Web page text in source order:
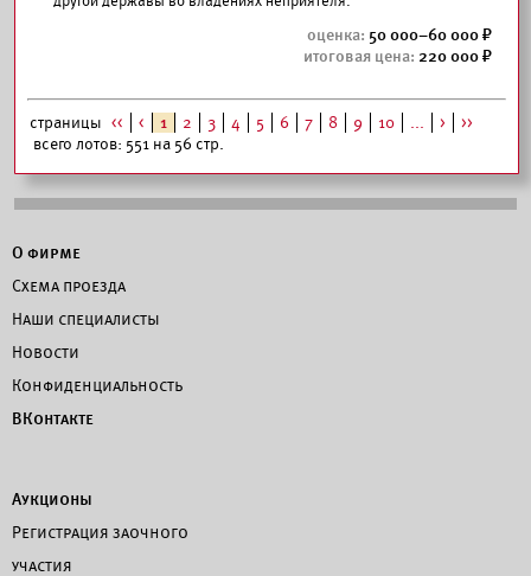
50 000–60 000
220 000
страницы << < 1 2 3 4 5 6 7 8 9 10 ... >
>>
всего лотов: 551 на 56 стр.
О фирме
Схема проезда
Наши специалисты
Новости
Конфиденциальность
ВКонтакте
Аукционы
Регистрация заочного
участия